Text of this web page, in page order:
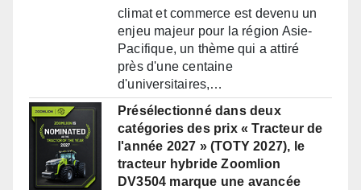
climat et commerce est devenu un
enjeu majeur pour la région Asie-
Pacifique, un thème qui a attiré
près d'une centaine
d'universitaires,…
Présélectionné dans deux
catégories des prix « Tracteur de
l'année 2027 » (TOTY 2027), le
tracteur hybride Zoomlion
DV3504 marque une avancée